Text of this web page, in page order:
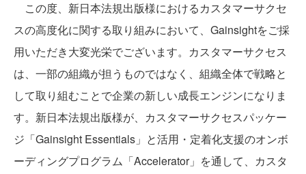
この度、新日本法規出版様におけるカスタマーサクセ
スの高度化に関する取り組みにおいて、Gainsightをご採
用いただき大変光栄でございます。カスタマーサクセス
は、一部の組織が担うものではなく、組織全体で戦略と
して取り組むことで企業の新しい成長エンジンになりま
す。新日本法規出版様が、カスタマーサクセスパッケー
ジ「Gainsight Essentials」と活用・定着化支援のオンボ
ーディングプログラム「Accelerator」を通して、カスタ